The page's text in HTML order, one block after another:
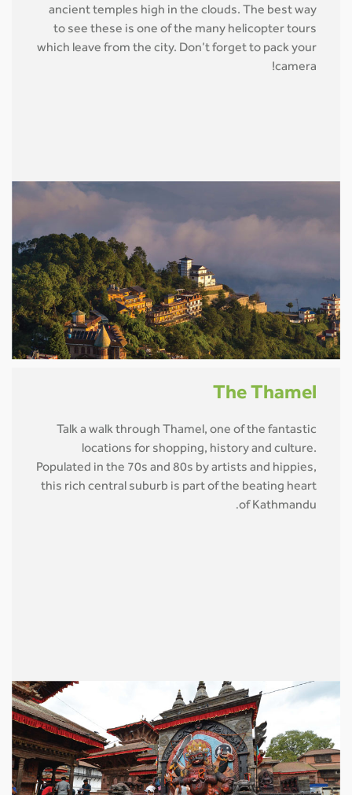
ancient temples high in the clouds. The best way
to see these is one of the many helicopter tours
which leave from the city. Don’t forget to pack your
camera!
The Thamel
Talk a walk through Thamel, one of the fantastic
locations for shopping, history and culture.
Populated in the 70s and 80s by artists and hippies,
this rich central suburb is part of the beating heart
of Kathmandu
.